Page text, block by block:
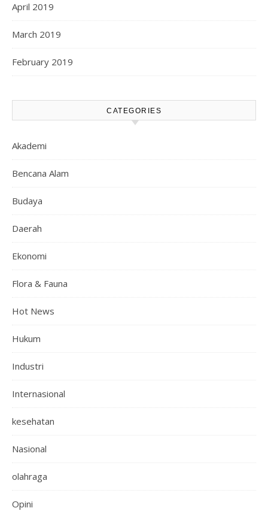
April 2019
March 2019
February 2019
CATEGORIES
Akademi
Bencana Alam
Budaya
Daerah
Ekonomi
Flora & Fauna
Hot News
Hukum
Industri
Internasional
kesehatan
Nasional
olahraga
Opini